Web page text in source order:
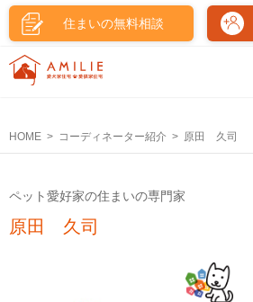
住まいの無料相談
HOME コーディネーター紹介 原田 久司
ペット愛好家の住まいの専門家
原田 久司